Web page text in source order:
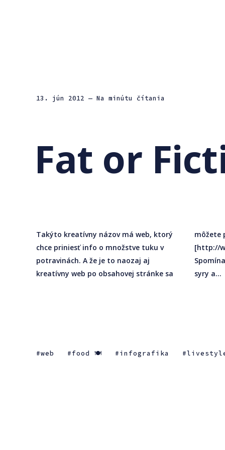
13. jún 2012 — Na minútu čítania
Fat or
Takýto kreatívny názov má web, ktorý
chce priniesť info o množstve tuku v
potravinách. A že je to naozaj aj
kreatívny web po obsahovej stránke sa
môžete presvedčiť na fatorfiction.info
[http://www.fatorfiction.info/].
Spomínané sú koláče, alkohol, čokoláda,
syry a...
web food 🍽 infografika